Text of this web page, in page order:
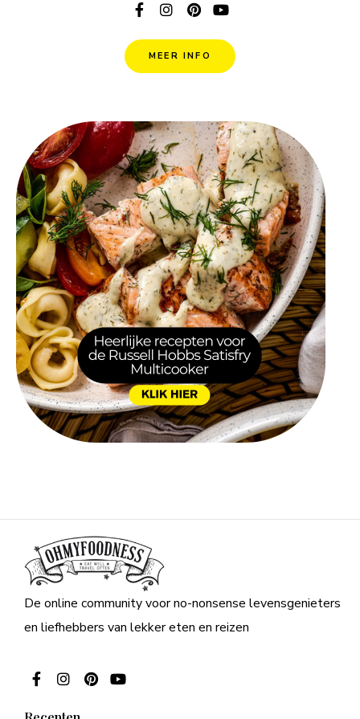
MEER INFO
De online community voor no-nonsense levensgenieters
en liefhebbers van lekker eten en reizen